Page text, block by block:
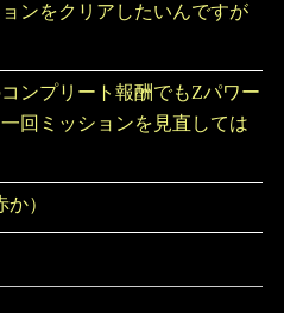
ンをクリアしたいんですが
ンプリート報酬でもZパワー
回ミッションを見直しては
）